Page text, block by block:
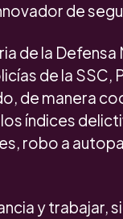
de
de la Defensa
de la SSC,
de manera
índices
robo a
y trabajar,